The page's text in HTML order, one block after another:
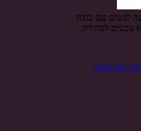
לנשים עם בובון
ראש בסיסי,